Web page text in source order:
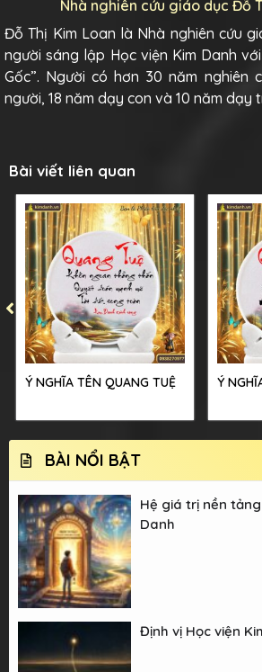
Nhà nghiên cứu giáo dục Đỗ
Đỗ Thị Kim Loan là Nhà nghiên cứu
người sáng lập Học viện Kim Danh
Gốc”. Người có hơn 30 năm nghiên
người, 18 năm dạy con và 10 năm dạy
Bài viết liên quan
Ý NGHĨA TÊN QUANG TUỆ Ý
BÀI NỔI BẬT
Hệ giá trị nền
Danh
Định vị Học viện